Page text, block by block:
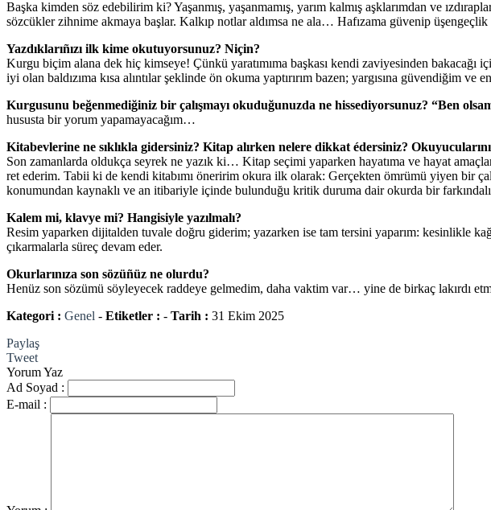
Başka kimden söz edebilirim ki? Yaşanmış, yaşanmamış, yarım kalmış aşklarımdan ve
sözcükler zihnime akmaya başlar. Kalkıp notlar aldımsa ne ala… Hafızama güvenip
Yazdıklarıñızı ilk kime okutuyorsunuz? Niçin?
Kurgu biçim alana dek hiç kimseye! Çünkü yaratımıma başkası kendi zaviyesinden bakacağı
iyi olan baldızıma kısa alıntılar şeklinde ön okuma yaptırırım bazen; yargısına güvendiğim ve
Kurgusunu beğenmediğiniz bir çalışmayı okuduğunuzda ne hissediyorsunuz? “Ben
hususta bir yorum yapamayacağım…
Kitabevlerine ne sıklıkla gidersiniz? Kitap alırken nelere dikkat édersiniz?
Son zamanlarda oldukça seyrek ne yazık ki… Kitap seçimi yaparken hayatıma ve hayat
ret ederim. Tabii ki de kendi kitabımı öneririm okura ilk olarak: Gerçekten ömrümü yiyen bir
konumundan kaynaklı ve an itibariyle içinde bulunduğu kritik duruma dair okurda bir
Kalem mi, klavye mi? Hangisiyle yazılmalı?
Resim yaparken dijitalden tuvale doğru giderim; yazarken ise tam tersini yaparım: kesinlikle
çıkarmalarla süreç devam eder.
Okurlarınıza son sözüñüz ne olurdu?
Henüz son sözümü söyleyecek raddeye gelmedim, daha vaktim var… yine de birkaç lakırdı
Kategori : Genel - Etiketler : - Tarih : 31 Ekim 2025
Paylaş
Tweet
Yorum Yaz
Ad Soyad :
E-mail :